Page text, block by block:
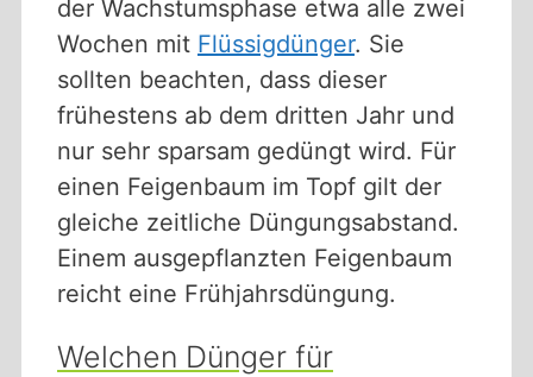
der Wachstumsphase etwa alle zwei
Wochen mit Flüssigdünger. Sie
sollten beachten, dass dieser
frühestens ab dem dritten Jahr und
nur sehr sparsam gedüngt wird. Für
einen Feigenbaum im Topf gilt der
gleiche zeitliche Düngungsabstand.
Einem ausgepflanzten Feigenbaum
reicht eine Frühjahrsdüngung.
Welchen Dünger für